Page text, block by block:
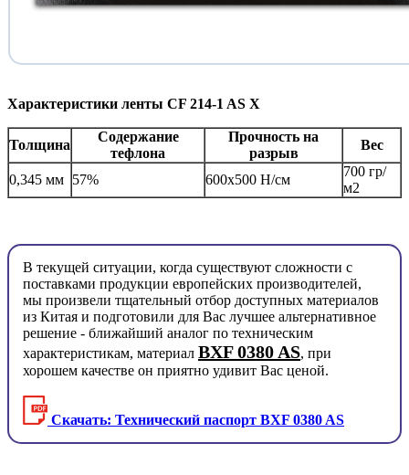
Характеристики ленты CF 214-1 AS X
Толщина
Содержание
тефлона
Прочность на
разрыв
Вес
0,345 мм 57% 600х500 Н/см
700 гр/
м2
В текущей ситуации, когда существуют сложности с
поставками продукции европейских производителей,
мы произвели тщательный отбор доступных материалов
из Китая и подготовили для Вас лучшее альтернативное
решение - ближайший аналог по техническим
характеристикам, материал BXF 0380 AS, при
хорошем качестве он приятно удивит Вас ценой.
Скачать: Технический паспорт BXF 0380 AS